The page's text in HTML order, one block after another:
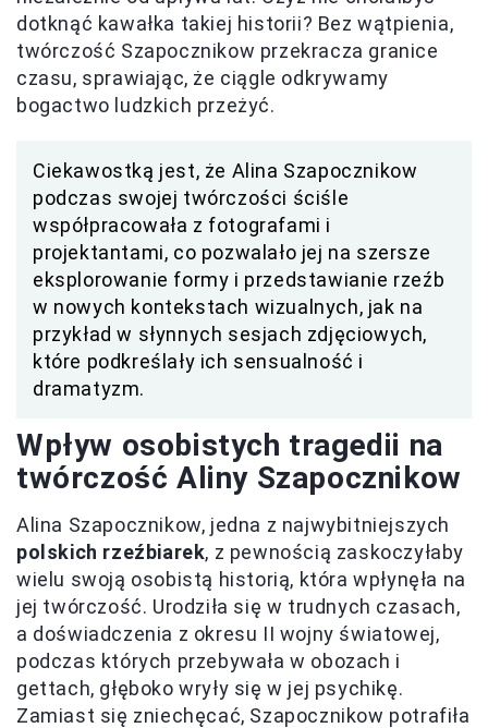
dotknąć kawałka takiej historii? Bez wątpienia,
twórczość Szapocznikow przekracza granice
czasu, sprawiając, że ciągle odkrywamy
bogactwo ludzkich przeżyć.
Ciekawostką jest, że Alina Szapocznikow
podczas swojej twórczości ściśle
współpracowała z fotografami i
projektantami, co pozwalało jej na szersze
eksplorowanie formy i przedstawianie rzeźb
w nowych kontekstach wizualnych, jak na
przykład w słynnych sesjach zdjęciowych,
które podkreślały ich sensualność i
dramatyzm.
Wpływ osobistych tragedii na
twórczość Aliny Szapocznikow
Alina Szapocznikow, jedna z najwybitniejszych
polskich rzeźbiarek, z pewnością zaskoczyłaby
wielu swoją osobistą historią, która wpłynęła na
jej twórczość. Urodziła się w trudnych czasach,
a doświadczenia z okresu II wojny światowej,
podczas których przebywała w obozach i
gettach, głęboko wryły się w jej psychikę.
Zamiast się zniechęcać, Szapocznikow potrafiła